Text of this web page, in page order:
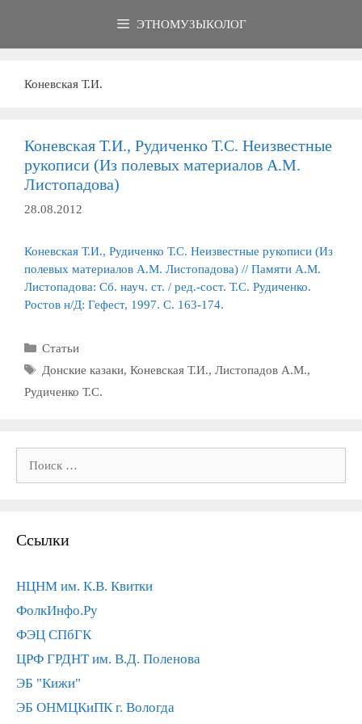
ЭТНОМУЗЫКОЛОГ
Коневская Т.И.
Коневская Т.И., Рудиченко Т.С. Неизвестные
рукописи (Из полевых материалов А.М.
Листопадова)
28.08.2012
Коневская Т.И., Рудиченко Т.С. Неизвестные рукописи (Из
полевых материалов А.М. Листопадова) // Памяти А.М.
Листопадова: Сб. науч. ст. / ред.-сост. Т.С. Рудиченко.
Ростов н/Д: Гефест, 1997. С. 163-174.
Рубрики
Статьи
Метки
Донские казаки, Коневская Т.И., Листопадов А.М.,
Рудиченко Т.С.
Ссылки
НЦНМ им. К.В. Квитки
ФолкИнфо.Ру
ФЭЦ СПбГК
ЦРФ ГРДНТ им. В.Д. Поленова
ЭБ "Кижи"
ЭБ ОНМЦКиПК г. Вологда